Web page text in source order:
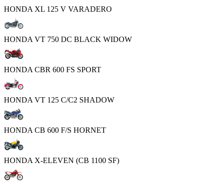
HONDA XL 125 V VARADERO
HONDA VT 750 DC BLACK WIDOW
HONDA CBR 600 FS SPORT
HONDA VT 125 C/C2 SHADOW
HONDA CB 600 F/S HORNET
HONDA X-ELEVEN (CB 1100 SF)